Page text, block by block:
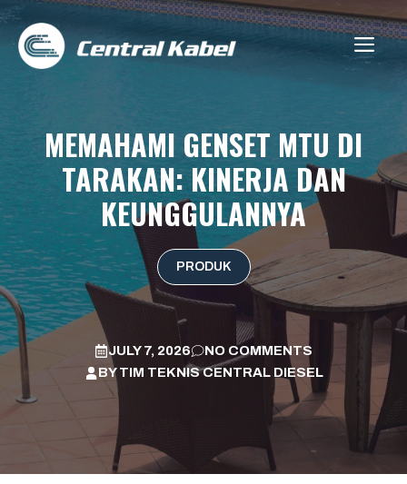
Skip
content
MEMAHAMI GENSET MTU DI
TARAKAN: KINERJA DAN
KEUNGGULANNYA
PRODUK
JULY 7, 2026
NO COMMENTS
BYTIM TEKNIS CENTRAL DIESEL